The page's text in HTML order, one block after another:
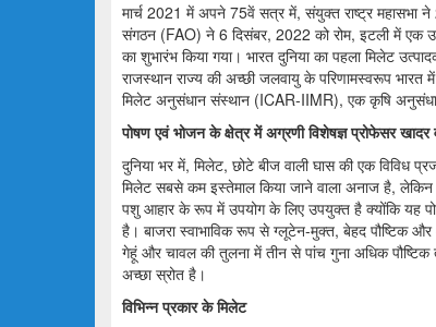
मार्च 2021 में अपने 75वें सत्र में, संयुक्त राष्ट्र महासभा ने
संगठन (FAO) ने 6 दिसंबर, 2022 को रोम, इटली में एक
का शुभारंभ किया गया। भारत दुनिया का पहला मिलेट
राजस्थान राज्य की अच्छी जलवायु के परिणामस्वरूप भारत
मिलेट अनुसंधान संस्थान (ICAR-IIMR), एक कृषि
पोषण एवं भोजन के क्षेत्र में अग्रणी विशेषज्ञ प्रोफेसर
दुनिया भर में, मिलेट, छोटे बीज वाली घास की एक विविध
मिलेट सबसे कम इस्तेमाल किया जाने वाला अनाज है,
पशु आहार के रूप में उपयोग के लिए उपयुक्त है क्योंकि यह
है। बाजरा स्वाभाविक रूप से ग्लूटेन-मुक्त, बेहद पौष्टिक
गेहूं और चावल की तुलना में तीन से पांच गुना अधिक
अच्छा स्रोत है।
विभिन्न प्रकार के मिलेट